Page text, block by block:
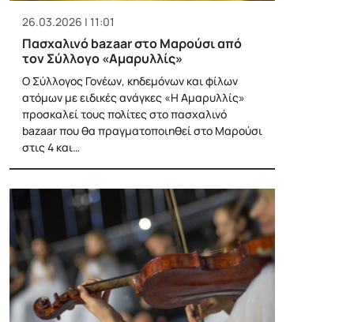
26.03.2026 | 11:01
Πασχαλινό bazaar στο Μαρούσι από
τον Σύλλογο «Αμαρυλλίς»
Ο Σύλλογος Γονέων, κηδεμόνων και φίλων
ατόμων με ειδικές ανάγκες «Η Αμαρυλλίς»
προσκαλεί τους πολίτες στο πασχαλινό
bazaar που θα πραγματοποιηθεί στο Μαρούσι
στις 4 και…